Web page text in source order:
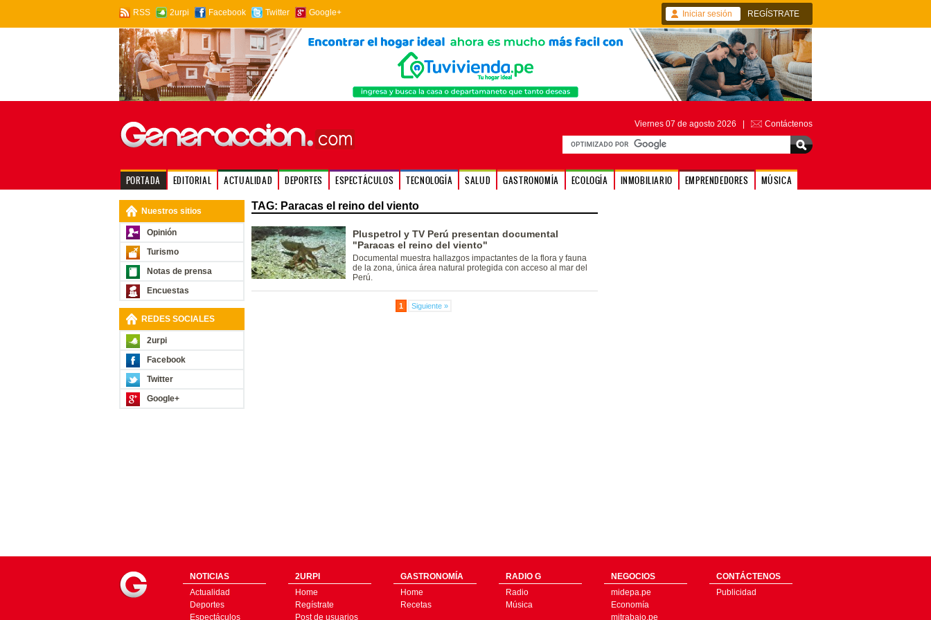
RSS 2urpi Facebook Twitter Google+ Iniciar sesión REGÍSTRATE
Viernes 07 de agosto 2026 | Contáctenos
PORTADA EDITORIAL ACTUALIDAD DEPORTES ESPECTÁCULOS TECNOLOGÍA SALUD GASTRONOMÍA ECOLOGÍA INMOBILIARIO EMPRENDEDORES MÚSICA
Nuestros sitios
Opinión
Turismo
Notas de prensa
Encuestas
REDES SOCIALES
2urpi
Facebook
Twitter
Google+
TAG: Paracas el reino del viento
Pluspetrol y TV Perú presentan documental
"Paracas el reino del viento"
Documental muestra hallazgos impactantes de la flora y fauna
de la zona, única área natural protegida con acceso al mar del
Perú.
1 Siguiente »
NOTICIAS
Actualidad
Deportes
Espectáculos
2URPI
Home
Regístrate
Post de usuarios
GASTRONOMÍA
Home
Recetas
RADIO G
Radio
Música
NEGOCIOS
midepa.pe
Economía
mitrabajo.pe
CONTÁCTENOS
Publicidad